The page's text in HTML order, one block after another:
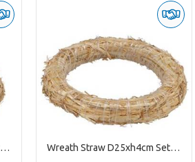
Wreath Straw D20xh4cm Set Of 10 Wreath Straw D25xh4cm Set Of 10